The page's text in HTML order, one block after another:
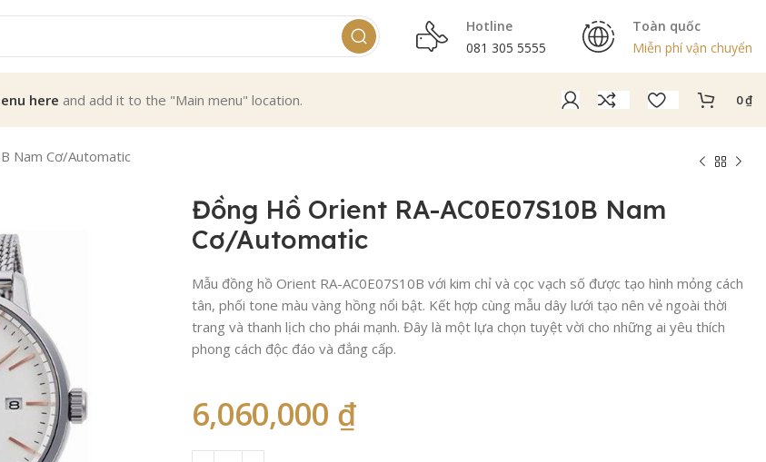
Hotline
081 305 5555
Toàn quốc
Miễn phí vận chuyển
here and add it to the "Main menu" location. 0₫
Nam Cơ/Automatic
Đồng Hồ Orient RA-AC0E07S10B Nam
Cơ/Automatic
Mẫu đồng hồ Orient RA-AC0E07S10B với kim chỉ và cọc vạch số được tạo hình mỏng cách
tân, phối tone màu vàng hồng nổi bật. Kết hợp cùng mẫu dây lưới tạo nên vẻ ngoài thời
trang và thanh lịch cho phái mạnh. Đây là một lựa chọn tuyệt vời cho những ai yêu thích
phong cách độc đáo và đẳng cấp.
6,060,000 ₫